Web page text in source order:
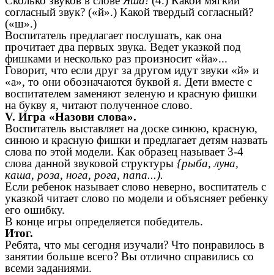
согласный звук? («й».) Какой твердый согласный?
(«ш».)
Воспитатель предлагает послушать, как она
прочитает два первых звука. Ведет указкой под
фишками и несколько раз произносит «йа»...
Говорит, что если друг за другом идут звуки «й» и
«а», то они обозначаются буквой я. Дети вместе с
воспитателем заменяют зеленую и красную фишки
на букву я, читают полученное слово.
V. Игра «Назови слова».
Воспитатель выставляет на доске синюю, красную,
синюю и красную фишки и предлагает детям назвать
слова по этой модели. Как образец называет 3-4
слова данной звуковой структуры {рыба, луна,
каша, роза, нога, рога, папа...).
Если ребенок называет слово неверно, воспитатель с
указкой читает слово по модели и объясняет ребенку
его ошибку.
В конце игры определяется победитель.
Итог.
Ребята, что мы сегодня изучали? Что понравилось в
занятии больше всего? Вы отлично справились со
всеми заданиями.